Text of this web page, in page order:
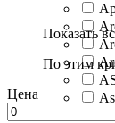
Показать
По этим
Цена